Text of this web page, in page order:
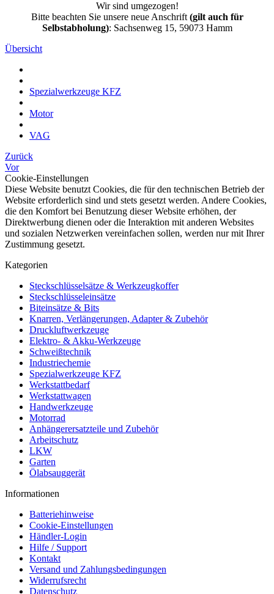
Wir sind umgezogen!
Bitte beachten Sie unsere neue Anschrift (gilt auch für
Selbstabholung): Sachsenweg 15, 59073 Hamm
Übersicht
Spezialwerkzeuge KFZ
Motor
VAG
Zurück
Vor
Cookie-Einstellungen
Diese Website benutzt Cookies, die für den technischen Betrieb der
Website erforderlich sind und stets gesetzt werden. Andere Cookies,
die den Komfort bei Benutzung dieser Website erhöhen, der
Direktwerbung dienen oder die Interaktion mit anderen Websites
und sozialen Netzwerken vereinfachen sollen, werden nur mit Ihrer
Zustimmung gesetzt.
Kategorien
Steckschlüsselsätze & Werkzeugkoffer
Steckschlüsseleinsätze
Biteinsätze & Bits
Knarren, Verlängerungen, Adapter & Zubehör
Druckluftwerkzeuge
Elektro- & Akku-Werkzeuge
Schweißtechnik
Industriechemie
Spezialwerkzeuge KFZ
Werkstattbedarf
Werkstattwagen
Handwerkzeuge
Motorrad
Anhängerersatzteile und Zubehör
Arbeitschutz
LKW
Garten
Ölabsauggerät
Informationen
Batteriehinweise
Cookie-Einstellungen
Händler-Login
Hilfe / Support
Kontakt
Versand und Zahlungsbedingungen
Widerrufsrecht
Datenschutz